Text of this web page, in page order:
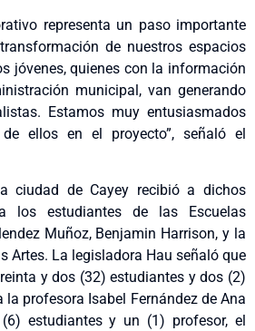
representa un paso importante
de nuestros espacios
jóvenes, quienes con la información
municipal, van generando
Estamos muy entusiasmados
ellos en el proyecto”, señaló el
ciudad de Cayey recibió a dichos
los estudiantes de las Escuelas
Muñoz, Benjamin Harrison, y la
Artes. La legisladora Hau señaló que
y dos (32) estudiantes y dos (2)
la profesora Isabel Fernández de Ana
estudiantes y un (1) profesor, el